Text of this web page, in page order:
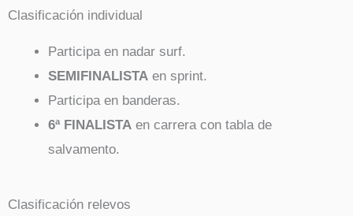
Clasificación individual
Participa en nadar surf.
SEMIFINALISTA en sprint.
Participa en banderas.
6ª FINALISTA en carrera con tabla de
salvamento.
Clasificación relevos